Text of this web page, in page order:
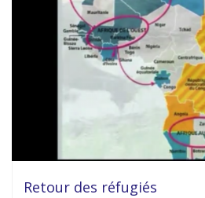
Retour des réfugiés